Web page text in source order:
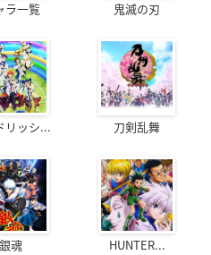
ラ一覧 鬼滅の刃
リッシ... 刀剣乱舞
銀魂 HUNTER...